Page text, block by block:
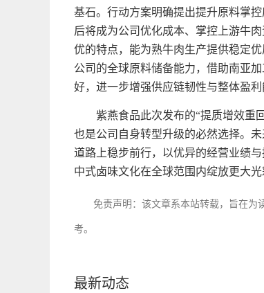
基石。行动方案明确提出提升原料掌
后将成为公司优化成本、掌控上游牛
优的特点，能为熟牛肉生产提供稳定
公司的全球原料储备能力，借助南亚
好，进一步增强供应链韧性与整体盈
紫燕食品此次发布的“提质增效重
也是公司自身转型升级的必然选择。
道路上稳步前行，以优异的经营业绩
中式卤味文化在全球范围内绽放更大光
免责声明：该文章系本站转载，旨在
考。
最新动态